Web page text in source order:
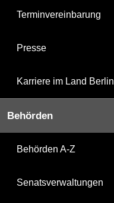
Terminvereinbarung
Presse
Karriere im Land Berlin
Behörden
Behörden A-Z
Senatsverwaltungen